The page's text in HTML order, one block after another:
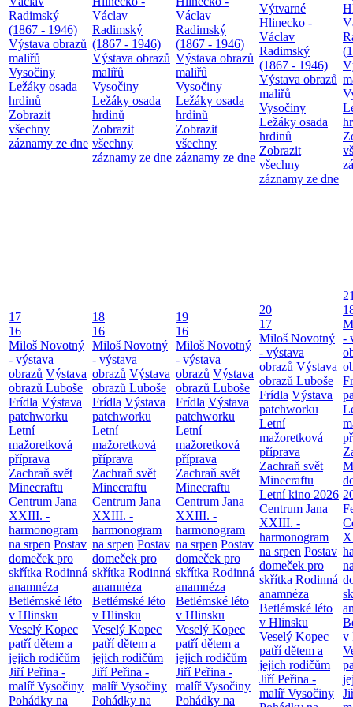
Radimský
(1867 - 1946)
Výstava obrazů
maliřů
Vysočiny
Ležáky osada
hrdinů
Zobrazit
všechny
záznamy ze dne
Václav
Radimský
(1867 - 1946)
Výstava obrazů
maliřů
Vysočiny
Ležáky osada
hrdinů
Zobrazit
všechny
záznamy ze dne
Václav
Radimský
(1867 - 1946)
Výstava obrazů
maliřů
Vysočiny
Ležáky osada
hrdinů
Zobrazit
všechny
záznamy ze dne
Výtvarné
Hlinecko -
Václav
Radimský
(1867 - 1946)
Výstava obrazů
maliřů
Vysočiny
Ležáky osada
hrdinů
Zobrazit
všechny
záznamy ze dne
17
16
Miloš Novotný
- výstava
obrazů Výstava
obrazů Luboše
Frídla Výstava
patchworku
Letní
mažoretková
příprava
Zachraň svět
Minecraftu
Centrum Jana
XXIII. -
harmonogram
na srpen Postav
domeček pro
skřítka Rodinná
anamnéza
Betlémské léto
v Hlinsku
Veselý Kopec
patří dětem a
jejich rodičům
Jiří Peřina -
malíř Vysočiny
Pohádky na
18
16
Miloš Novotný
- výstava
obrazů Výstava
obrazů Luboše
Frídla Výstava
patchworku
Letní
mažoretková
příprava
Zachraň svět
Minecraftu
Centrum Jana
XXIII. -
harmonogram
na srpen Postav
domeček pro
skřítka Rodinná
anamnéza
Betlémské léto
v Hlinsku
Veselý Kopec
patří dětem a
jejich rodičům
Jiří Peřina -
malíř Vysočiny
Pohádky na
19
16
Miloš Novotný
- výstava
obrazů Výstava
obrazů Luboše
Frídla Výstava
patchworku
Letní
mažoretková
příprava
Zachraň svět
Minecraftu
Centrum Jana
XXIII. -
harmonogram
na srpen Postav
domeček pro
skřítka Rodinná
anamnéza
Betlémské léto
v Hlinsku
Veselý Kopec
patří dětem a
jejich rodičům
Jiří Peřina -
malíř Vysočiny
Pohádky na
20
17
Miloš Novotný
- výstava
obrazů Výstava
obrazů Luboše
Frídla Výstava
patchworku
Letní
mažoretková
příprava
Zachraň svět
Minecraftu
Letní kino 2026
Centrum Jana
XXIII. -
harmonogram
na srpen Postav
domeček pro
skřítka Rodinná
anamnéza
Betlémské léto
v Hlinsku
Veselý Kopec
patří dětem a
jejich rodičům
Jiří Peřina -
malíř Vysočiny
-
v